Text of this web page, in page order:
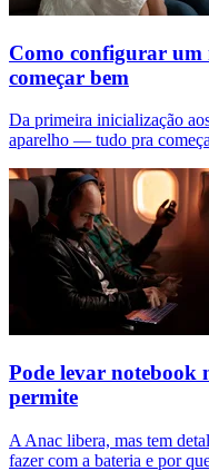
Como configurar um
começar bem
Da primeira inicialização
aparelho — tudo pra
Pode levar notebook
permite
A Anac libera, mas tem
fazer com a bateria e por